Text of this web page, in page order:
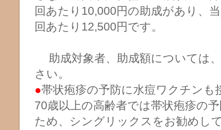
回あたり10,000円の助成があり、
回あたり12,500円です。
助成対象者、助成額については、
さい。
●帯状疱疹の予防に水痘ワクチンも
70歳以上の高齢者では帯状疱疹の
ため、シングリックスをお勧めし